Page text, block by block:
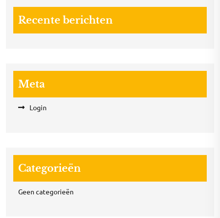
Recente berichten
Meta
Login
Categorieën
Geen categorieën